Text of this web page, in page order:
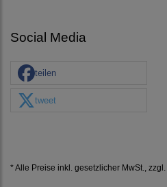
Social Media
teilen
tweet
* Alle Preise inkl. gesetzlicher MwSt., zzgl.